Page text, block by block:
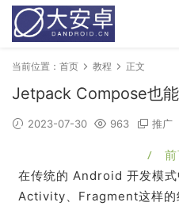
当前位置： 首页 教程 正文
Jetpack Compose也
2023-07-30 963 推广
/
在传统的 Android 开发模
Activity、Fragment这样的